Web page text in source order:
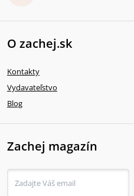
O zachej.sk
Kontakty
Vydavateľstvo
Blog
Zachej magazín